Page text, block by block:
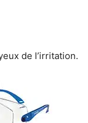
de l’irritation.